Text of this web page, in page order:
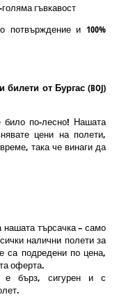
гъвкавост
потвърждение и 100%
от Бургас (BOJ)
било по-лесно! Нашата
цени на полети,
така че винаги да
нашата търсачка – само
налични полети за
са подредени по цена,
оферта.
е бърз, сигурен и с